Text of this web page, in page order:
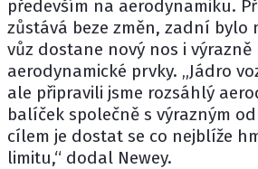
především na aerodynamiku.
zůstává beze změn, zadní bylo
vůz dostane nový nos i výrazně
aerodynamické prvky. „Jádro
ale připravili jsme rozsáhlý
balíček společně s výrazným
cílem je dostat se co nejblíže
limitu,“ dodal Newey.